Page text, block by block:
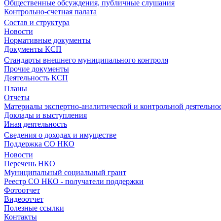
Общественные обсуждения, публичные слушания
Контрольно-счетная палата
Состав и структура
Новости
Нормативные документы
Документы КСП
Стандарты внешнего муниципального контроля
Прочие документы
Деятельность КСП
Планы
Отчеты
Материалы экспертно-аналитической и контрольной
Доклады и выступления
Иная деятельность
Сведения о доходах и имуществе
Поддержка СО НКО
Новости
Перечень НКО
Муниципальный социальный грант
Реестр СО НКО - получатели поддержки
Фотоотчет
Видеоотчет
Полезные ссылки
Контакты